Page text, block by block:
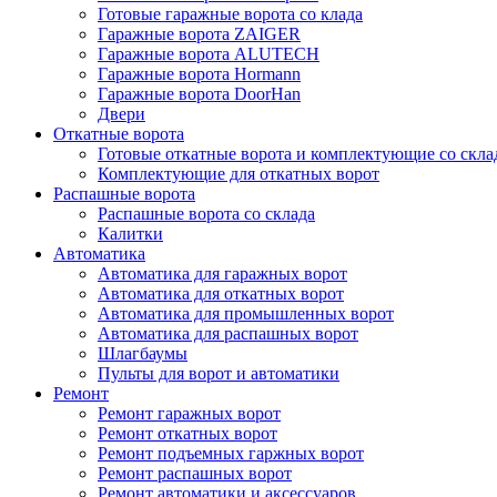
Готовые гаражные ворота со клада
Гаражные ворота ZAIGER
Гаражные ворота ALUTECH
Гаражные ворота Hormann
Гаражные ворота DoorHan
Двери
Откатные ворота
Готовые откатные ворота и комплектующие со
Комплектующие для откатных ворот
Распашные ворота
Распашные ворота со склада
Калитки
Автоматика
Автоматика для гаражных ворот
Автоматика для откатных ворот
Автоматика для промышленных ворот
Автоматика для распашных ворот
Шлагбаумы
Пульты для ворот и автоматики
Ремонт
Ремонт гаражных ворот
Ремонт откатных ворот
Ремонт подъемных гаржных ворот
Ремонт распашных ворот
Ремонт автоматики и аксессуаров